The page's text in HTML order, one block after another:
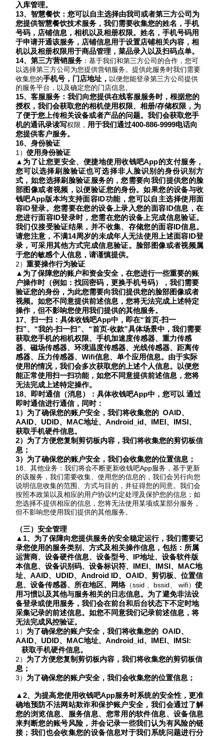
入库管理。
13、智慧餐饮： 您可以自主选择由我司或者第三方公司为
您提供智慧餐饮技术服务，我们需要收集您的姓名，手机
号码，店铺信息，相机以及相册权限。姓名，手机号码用
于申请开通该服务，店铺信息用于设置店铺相关内容，相
机以及相册权限用于商品管理，菜品录入以及扫码点单。
14、第三方营销服务 ：基于我们和第三方公司的合作，您可
以选择第三方公司为您提供营销服务。提供此服务时我们需要
收集您的手机号，门店地址， 以便您能登录第三方公司提供
的服务平台，以及确定您的门店信息。
15、 客服服务 ：我们向您提供在线客服服务时，根据您的
授权，我们会获取您的相机使用权限、相册/存储权限， 为
了便于您上传相关设备或者产品的问题。 我们会获取您手
机的通讯录读写权限， 用于我们通过400-886-9999电话向
您提供客户服务。
16、 身份验证
1） 使用身份验证
▲ 为了让您更安全、便捷地使用收钱吧App的支付服务，
您可以选择刷脸验证也可选择非人脸识别的身份识别方
式，如您选择刷脸验证服务的，您需要向我们提供您的脸
部图像或者视频，以便验证您的身份。如果您的设备与收
钱吧App版本均支持面容ID功能，您可以自主选择使用面
容ID登录。您需要在您的设备上录入您的面容ID信息，在
您进行面容ID登录时，您需在您的设备上完成信息验证。
我们仅接受验证结果，并不收集、存储您的面容ID信息。
请您注意，不满14周岁的未成年人无法使用上述面容ID登
录，可采用其他方式完成信息验证。 脸部图像或者视频属
于您的敏感个人信息，请谨慎提供。
2） 重要操作行为验证
▲ 为了保障您的账户和资金安全，在您进行一些重要的账
户操作时（例如：找回密码，更换手机号码），我们需要
验证您的身份，为此您需要向我们提供您的脸部图像或者
视频。如您不同意提供前述信息，您将无法完成上述特定
操作，但不影响您使用我们提供的其他服务。
17、扫一扫：具体收钱吧App中，即在“首页-扫一
扫”、“我的-扫一扫”、“首页-收款”具体场景中，我们需要
获取您手机的相机权限、手机加速度传感器、重力传感
器、磁场传感器、环境温度传感器、光线传感器、距离传
感器、压力传感器、Wifi信息、单个应用信息。由于实际
使用的情况，我们会多次获取您的上述个人信息。以便您
能正常使用扫一扫功能， 如您不同意提供前述信息，您将
无法完成上述特定操作。
18、即时通信（消息）：具体收钱吧App中，您可以 通过
即时通信进行通信，同时：
1）为了确保您的账户安全，我们将收集您的 OAID、
AAID、UDID、MAC地址、Android_id、IMEI、IMSI、
获取手机硬件信息。
2）为了方便您复制剪切板内容，我们将收集您的剪切板信
息；
3）为了确保您的账户安全，我们会收集您的位置信息；
18 、其他业务：我们将会不断更新收钱吧App服务，基于更新
的该服务，我们需要收集、使用您的信息的，我们会另行向您
说明信息收集的范围、方式与目的，并征得您的同意。我们会
按照本政策以及相应的用户协议约定处理及保护您的信息；如
您选择不提供相应的信息，您将无法使用某项或某部分服务，
但不影响您使用我们提供的其他服务。
（三）安全管理
▲1、为了保障向您提供服务的安全稳定运行，我们需要记
录您使用的服务类别、方式及相关操作信息， 包括： 所属
运营商、设备硬件信息、设备型号、 IP地址、设备软件版
本信息、设备识别码、 设备标识符、 IMEI、 IMSI、MAC地
址、 AAID、UDID、 Android ID、 OAID、剪切板、位置信
息、 设备传感器、 所在地区、网络（ssid 、bssid、 wifi） 使
用习惯以及其他与服务相关的日志信息。 为了避免非法设
备登录或使用服务，我们会在前台和后台状态下不定时地
采集记录的前述信息。 如您不同意我们记录前述信息，将
无法完成风控验证。
1） 为了确保您的账户安全，我们将收集您的 OAID、
AAID、UDID、MAC地址、Android_id、IMEI、IMSI:
获取手机硬件信息。
2） 为了方便您复制剪切板内容，我们将收集您的剪切板信
息；
3） 为了确保您的账户安全，我们会收集您的位置信息；
▲2、为提高您使用收钱吧App服务时系统的安全性，更准
确地预防不法网站欺诈和保护账户安全，我们会通过了解
您的浏览信息、服务信息、您常用的软件信息、设备信息
来判断您的账号风险，并会记录一些我们认为有风险的链
接；我们也会收集您的设备信息对于我们系统问题进行分